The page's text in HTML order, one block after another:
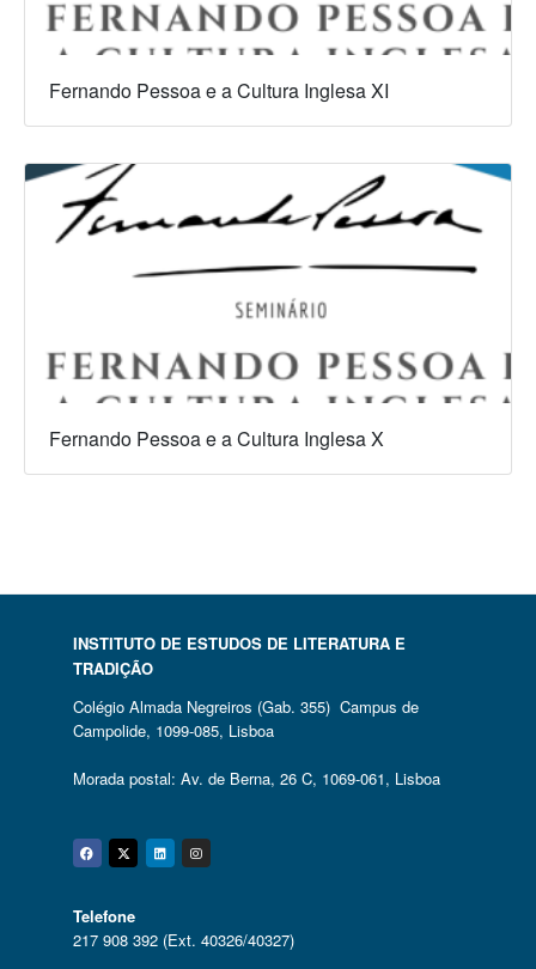
Fernando Pessoa e a Cultura Inglesa XI
Fernando Pessoa e a Cultura Inglesa X
INSTITUTO DE ESTUDOS DE LITERATURA E
TRADIÇÃO
Colégio Almada Negreiros (Gab. 355) Campus de
Campolide, 1099-085, Lisboa
Morada postal: Av. de Berna, 26 C, 1069-061, Lisboa
Facebook
Twitter
Linkedin
Instagram
Telefone
217 908 392 (Ext. 40326/40327)